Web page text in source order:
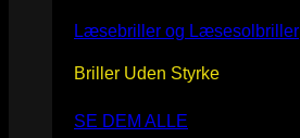
Læsebriller og Læsesolbriller
Briller Uden Styrke
SE DEM ALLE